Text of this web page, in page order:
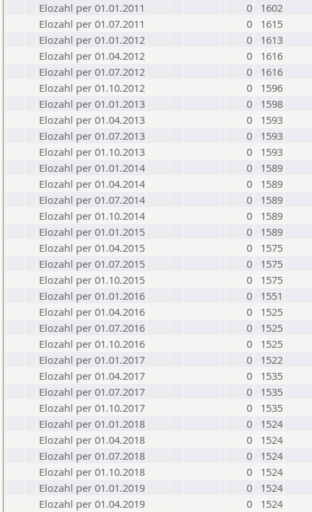
Elozahl per 01.01.2011
0
1602
Elozahl per 01.07.2011
0
1615
Elozahl per 01.01.2012
0
1613
Elozahl per 01.04.2012
0
1616
Elozahl per 01.07.2012
0
1616
Elozahl per 01.10.2012
0
1596
Elozahl per 01.01.2013
0
1598
Elozahl per 01.04.2013
0
1593
Elozahl per 01.07.2013
0
1593
Elozahl per 01.10.2013
0
1593
Elozahl per 01.01.2014
0
1589
Elozahl per 01.04.2014
0
1589
Elozahl per 01.07.2014
0
1589
Elozahl per 01.10.2014
0
1589
Elozahl per 01.01.2015
0
1589
Elozahl per 01.04.2015
0
1575
Elozahl per 01.07.2015
0
1575
Elozahl per 01.10.2015
0
1575
Elozahl per 01.01.2016
0
1551
Elozahl per 01.04.2016
0
1525
Elozahl per 01.07.2016
0
1525
Elozahl per 01.10.2016
0
1525
Elozahl per 01.01.2017
0
1522
Elozahl per 01.04.2017
0
1535
Elozahl per 01.07.2017
0
1535
Elozahl per 01.10.2017
0
1535
Elozahl per 01.01.2018
0
1524
Elozahl per 01.04.2018
0
1524
Elozahl per 01.07.2018
0
1524
Elozahl per 01.10.2018
0
1524
Elozahl per 01.01.2019
0
1524
Elozahl per 01.04.2019
0
1524